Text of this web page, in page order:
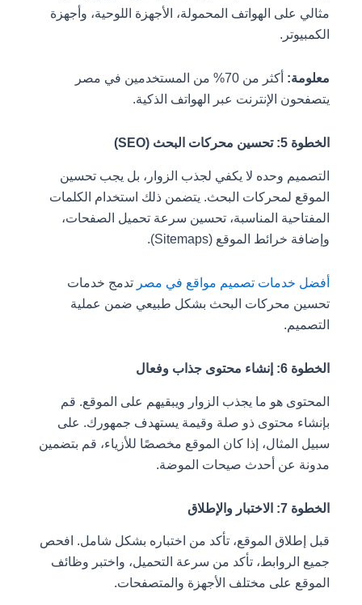
مثالي على الهواتف المحمولة، الأجهزة اللوحية، وأجهزة
الكمبيوتر.
معلومة:
أكثر من 70% من المستخدمين في مصر
يتصفحون الإنترنت عبر الهواتف الذكية.
الخطوة 5: تحسين محركات البحث (SEO)
التصميم وحده لا يكفي لجذب الزوار، بل يجب تحسين
الموقع لمحركات البحث. يتضمن ذلك استخدام الكلمات
المفتاحية المناسبة، تحسين سرعة تحميل الصفحات،
وإضافة خرائط الموقع (Sitemaps).
أفضل خدمات تصميم مواقع في مصرتدمج خدمات
تحسين محركات البحث بشكل طبيعي ضمن عملية
التصميم.
الخطوة 6: إنشاء محتوى جذاب وفعال
المحتوى هو ما يجذب الزوار ويبقيهم على الموقع. قم
بإنشاء محتوى ذو صلة وقيمة يستهدف جمهورك. على
سبيل المثال، إذا كان الموقع مخصصًا للأزياء، قم بتضمين
مدونة عن أحدث صيحات الموضة.
الخطوة 7: الاختبار والإطلاق
قبل إطلاق الموقع، تأكد من اختباره بشكل شامل. افحص
جميع الروابط، تأكد من سرعة التحميل، واختبر وظائف
الموقع على مختلف الأجهزة والمتصفحات.